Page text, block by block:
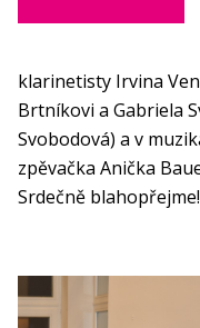
klarinetisty Irvina
Brtníkovi a Gabriela
Svobodová) a v
zpěvačka Anička
Srdečně blahopřejme!